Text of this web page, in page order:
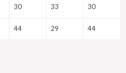
30 33 30
44 29 44